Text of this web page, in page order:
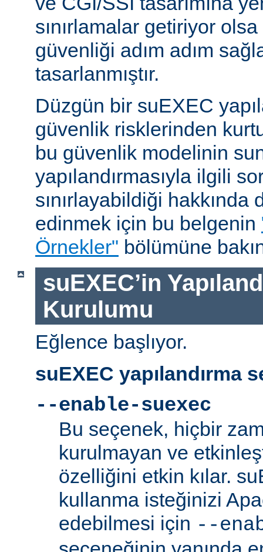
sınırlamalar getiriyor
güvenliği adım adım
tasarlanmıştır.
Düzgün bir suEXEC
güvenlik risklerinden
bu güvenlik modelinin
yapılandırmasıyla ilgili
sınırlayabildiği hakkında
edinmek için bu belgenin
Örnekler" bölümüne
suEXEC’in
Kurulumu
Eğlence başlıyor.
suEXEC yapılandırma
--enable-suexec
Bu seçenek, hiçbir
kurulmayan ve
özelliğini etkin kılar.
kullanma isteğinizi
edebilmesi için --